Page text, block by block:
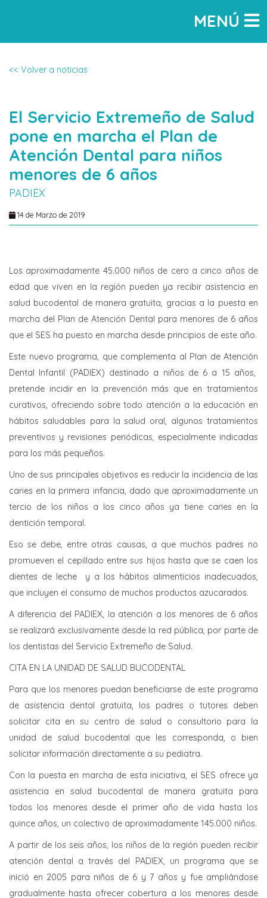
MENÚ
Volver a noticias
El Servicio Extremeño de Salud
pone en marcha el Plan de
Atención Dental para niños
menores de 6 años
PADIEX
14 de Marzo de 2019
Los aproximadamente 45.000 niños de cero a cinco años de
edad que viven en la región pueden ya recibir asistencia en
salud bucodental de manera gratuita, gracias a la puesta en
marcha del Plan de Atención Dental para menores de 6 años
que el SES ha puesto en marcha desde principios de este año.
Este nuevo programa, que complementa al Plan de Atención
Dental Infantil (PADIEX) destinado a niños de 6 a 15 años,
pretende incidir en la prevención más que en tratamientos
curativos, ofreciendo sobre todo atención a la educación en
hábitos saludables para la salud oral, algunos tratamientos
preventivos y revisiones periódicas, especialmente indicadas
para los más pequeños.
Uno de sus principales objetivos es reducir la incidencia de las
caries en la primera infancia, dado que aproximadamente un
tercio de los niños a los cinco años ya tiene caries en la
dentición temporal.
Eso se debe, entre otras causas, a que muchos padres no
promueven el cepillado entre sus hijos hasta que se caen los
dientes de leche y a los hábitos alimenticios inadecuados,
que incluyen el consumo de muchos productos azucarados.
A diferencia del PADIEX, la atención a los menores de 6 años
se realizará exclusivamente desde la red pública, por parte de
los dentistas del Servicio Extremeño de Salud.
CITA EN LA UNIDAD DE SALUD BUCODENTAL
Para que los menores puedan beneficiarse de este programa
de asistencia dental gratuita, los padres o tutores deben
solicitar cita en su centro de salud o consultorio para la
unidad de salud bucodental que les corresponda, o bien
solicitar información directamente a su pediatra.
Con la puesta en marcha de esta iniciativa, el SES ofrece ya
asistencia en salud bucodental de manera gratuita para
todos los menores desde el primer año de vida hasta los
quince años, un colectivo de aproximadamente 145.000 niños.
A partir de los seis años, los niños de la región pueden recibir
atención dental a través del PADIEX, un programa que se
inició en 2005 para niños de 6 y 7 años y fue ampliándose
gradualmente hasta ofrecer cobertura a los menores desde